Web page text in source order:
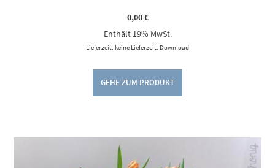
0,00€
Enthält 19% MwSt.
Lieferzeit: keine Lieferzeit: Download
GEHE ZUM PRODUKT